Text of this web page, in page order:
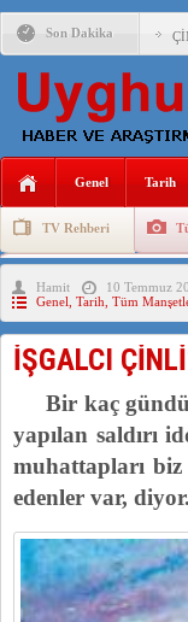
Son Dakika
Genel Tarih
TV Rehberi
Uygurlarda Düğün ve
Hamit
10 Temmuz
Genel Tarih Tüm
İŞGALCI
Bir kaç gündür
yapılan saldırı
muhattapları biz
edenler var,